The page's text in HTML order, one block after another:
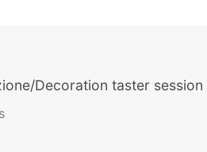
Decoration taster session
alla newsletter: ogni mese
da tutto il mondo.